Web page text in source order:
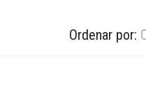
Ordenar por: